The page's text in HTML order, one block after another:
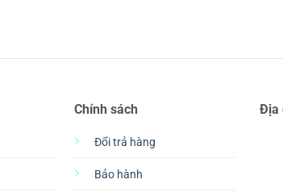
Chính sách
Đổi trả hàng
Bảo hành
Địa